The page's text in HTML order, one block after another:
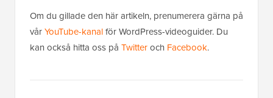
Om du gillade den här artikeln, prenumerera gärna på
vårYouTube-kanalför WordPress-videoguider. Du
kan också hitta oss på Twitteroch Facebook.